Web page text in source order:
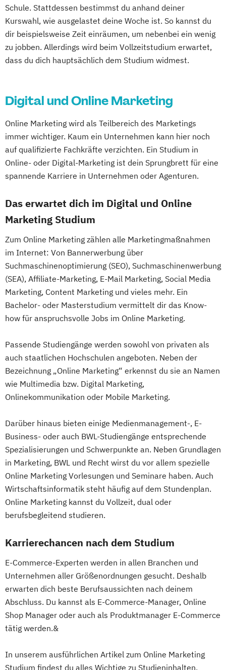
Schule. Stattdessen bestimmst du anhand deiner
Kurswahl, wie ausgelastet deine Woche ist. So kannst du
dir beispielsweise Zeit einräumen, um nebenbei ein wenig
zu jobben. Allerdings wird beim Vollzeitstudium erwartet,
dass du dich hauptsächlich dem Studium widmest.
Digital und Online Marketing
Online Marketing wird als Teilbereich des Marketings
immer wichtiger. Kaum ein Unternehmen kann hier noch
auf qualifizierte Fachkräfte verzichten. Ein Studium in
Online- oder Digital-Marketing ist dein Sprungbrett für eine
spannende Karriere in Unternehmen oder Agenturen.
Das erwartet dich im Digital und Online
Marketing Studium
Zum Online Marketing zählen alle Marketingmaßnahmen
im Internet: Von Bannerwerbung über
Suchmaschinenoptimierung (SEO), Suchmaschinenwerbung
(SEA), Affiliate-Marketing, E-Mail Marketing, Social Media
Marketing, Content Marketing und vieles mehr. Ein
Bachelor- oder Masterstudium vermittelt dir das Know-
how für anspruchsvolle Jobs im Online Marketing.
Passende Studiengänge werden sowohl von privaten als
auch staatlichen Hochschulen angeboten. Neben der
Bezeichnung „Online Marketing“ erkennst du sie an Namen
wie Multimedia bzw. Digital Marketing,
Onlinekommunikation oder Mobile Marketing.
Darüber hinaus bieten einige Medienmanagement-, E-
Business- oder auch BWL-Studiengänge entsprechende
Spezialisierungen und Schwerpunkte an. Neben Grundlagen
in Marketing, BWL und Recht wirst du vor allem spezielle
Online Marketing Vorlesungen und Seminare haben. Auch
Wirtschaftsinformatik steht häufig auf dem Stundenplan.
Online Marketing kannst du Vollzeit, dual oder
berufsbegleitend studieren.
Karrierechancen nach dem Studium
E-Commerce-Experten werden in allen Branchen und
Unternehmen aller Größenordnungen gesucht. Deshalb
erwarten dich beste Berufsaussichten nach deinem
Abschluss. Du kannst als E-Commerce-Manager, Online
Shop Manager oder auch als Produktmanager E-Commerce
tätig werden.&
In unserem ausführlichen Artikel zum Online Marketing
Studium findest du alles Wichtige zu Studieninhalten,